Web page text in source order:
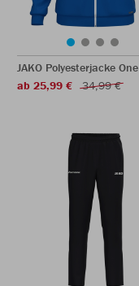
JAKO Polyesterjacke One
ab 25,99 €
34,99 €